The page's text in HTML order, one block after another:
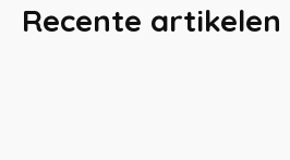
Recente artikelen